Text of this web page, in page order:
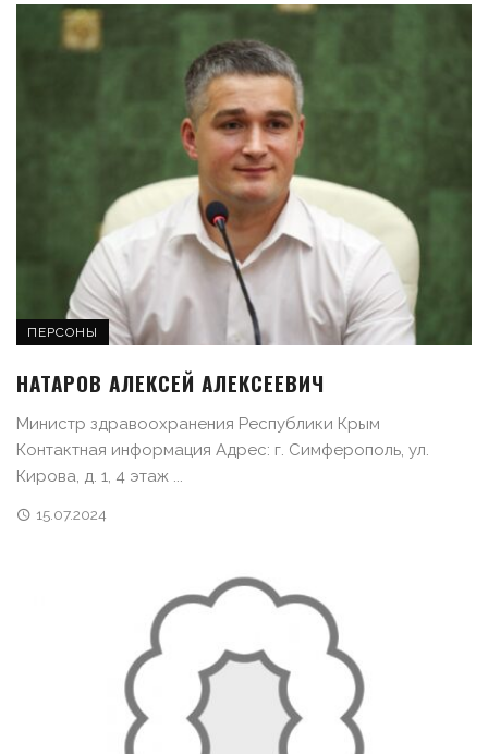
ПЕРСОНЫ
НАТАРОВ АЛЕКСЕЙ АЛЕКСЕЕВИЧ
Министр здравоохранения Республики Крым
Контактная информация Адрес: г. Симферополь, ул.
Кирова, д. 1, 4 этаж ...
15.07.2024